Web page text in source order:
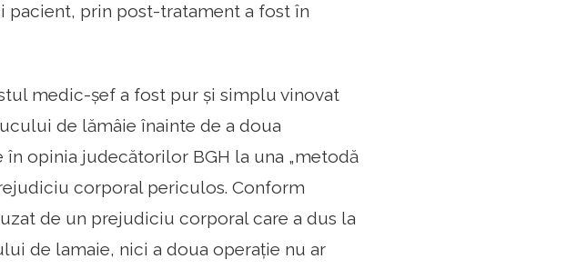
pacient, prin post-tratament a fost în
medic-șef a fost pur și simplu vinovat
de lămâie înainte de a doua
opinia judecătorilor BGH la una „metodă
corporal periculos. Conform
de un prejudiciu corporal care a dus la
de lamaie, nici a doua operație nu ar